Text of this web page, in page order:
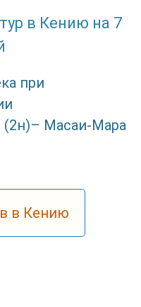
в Кению на 7
при
(2н)– Масаи-Мара
в Кению